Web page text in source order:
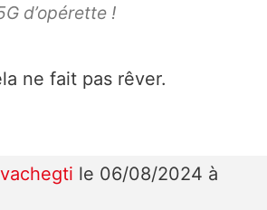
d’opérette !
ne fait pas rêver.
vachegti le 06/08/2024 à